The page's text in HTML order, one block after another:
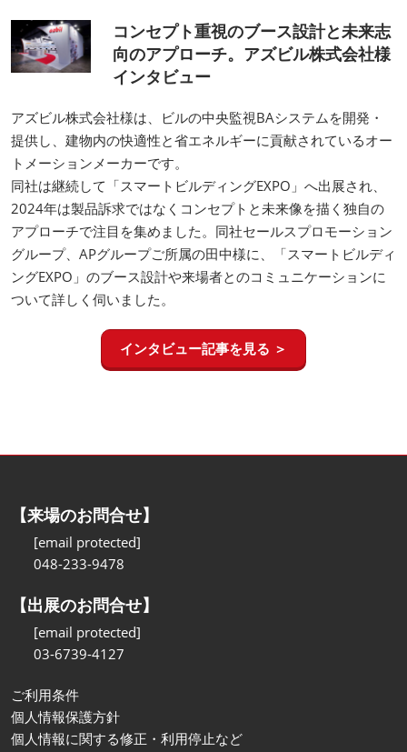
コンセプト重視のブース設計と未来志
向のアプローチ。アズビル株式会社様
インタビュー
アズビル株式会社様は、ビルの中央監視BAシステムを開発・
提供し、建物内の快適性と省エネルギーに貢献されているオー
トメーションメーカーです。
同社は継続して「スマートビルディングEXPO」へ出展され、
2024年は製品訴求ではなくコンセプトと未来像を描く独自の
アプローチで注目を集めました。同社セールスプロモーション
グループ、APグループご所属の田中様に、「スマートビルディ
ングEXPO」のブース設計や来場者とのコミュニケーションに
ついて詳しく伺いました。
インタビュー記事を見る ＞
【来場のお問合せ】
[email protected]
048-233-9478
【出展のお問合せ】
[email protected]
03-6739-4127
ご利用条件
個人情報保護方針
個人情報に関する修正・利用停止など